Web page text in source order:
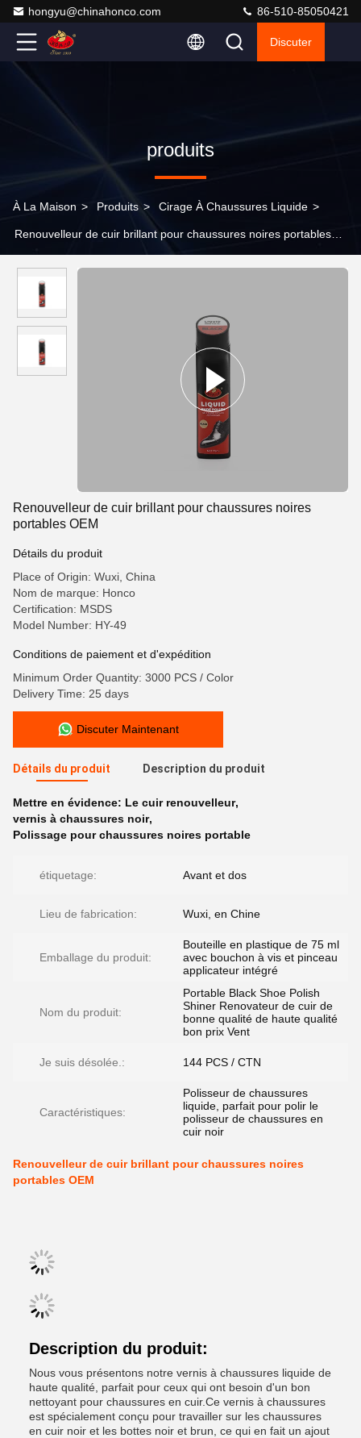
hongyu@chinahonco.com 86-510-85050421
Discuter
produits
À La Maison > Produits > Cirage À Chaussures Liquide >
Renouvelleur de cuir brillant pour chaussures noires portables
Renouvelleur de cuir brillant pour chaussures noires
portables OEM
Détails du produit
Place of Origin: Wuxi, China
Nom de marque: Honco
Certification: MSDS
Model Number: HY-49
Conditions de paiement et d'expédition
Minimum Order Quantity: 3000 PCS / Color
Delivery Time: 25 days
Discuter Maintenant
Détails du produit Description du produit
Mettre en évidence: Le cuir renouvelleur,
vernis à chaussures noir,
Polissage pour chaussures noires portable
étiquetage: Avant et dos
Lieu de fabrication: Wuxi, en Chine
Emballage du produit:
Bouteille en plastique de 75 ml
avec bouchon à vis et pinceau
applicateur intégré
Nom du produit:
Portable Black Shoe Polish
Shiner Renovateur de cuir de
bonne qualité de haute qualité
bon prix Vent
Je suis désolée.: 144 PCS / CTN
Caractéristiques:
Polisseur de chaussures
liquide, parfait pour polir le
polisseur de chaussures en
cuir noir
Renouvelleur de cuir brillant pour chaussures noires
portables OEM
Description du produit:
Nous vous présentons notre vernis à chaussures liquide de
haute qualité, parfait pour ceux qui ont besoin d'un bon
nettoyant pour chaussures en cuir.Ce vernis à chaussures
est spécialement conçu pour travailler sur les chaussures
en cuir noir et les bottes noir et brun, ce qui en fait un ajout